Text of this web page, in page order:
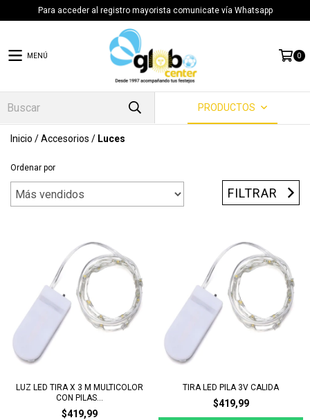
Para acceder al registro mayorista comunicate vía Whatsapp
MENÚ 0
PRODUCTOS
Inicio /Accesorios / Luces
Ordenar por
FILTRAR
LUZ LED TIRA X 3 M MULTICOLOR
CON PILAS...
$419,99
TIRA LED PILA 3V CALIDA
$419,99